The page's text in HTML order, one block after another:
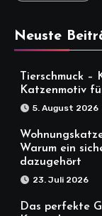
Neuste
Tierschmuck
Katzenmotiv
5. August 2026
Warum ein
dazugehört
23. Juli 2026
Das perfekte